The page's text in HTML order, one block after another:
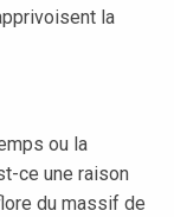
la
ou la
ce une raison
du massif de